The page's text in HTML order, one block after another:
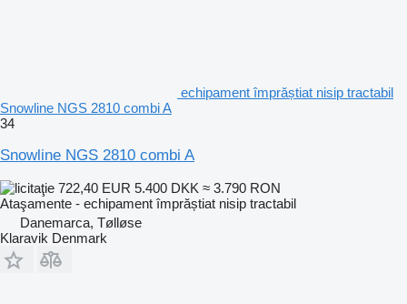
echipament împrăștiat nisip tractabil
Snowline NGS 2810 combi A
34
Snowline NGS 2810 combi A
722,40 EUR 5.400 DKK ≈ 3.790 RON
Ataşamente - echipament împrăștiat nisip tractabil
Danemarca, Tølløse
Klaravik Denmark